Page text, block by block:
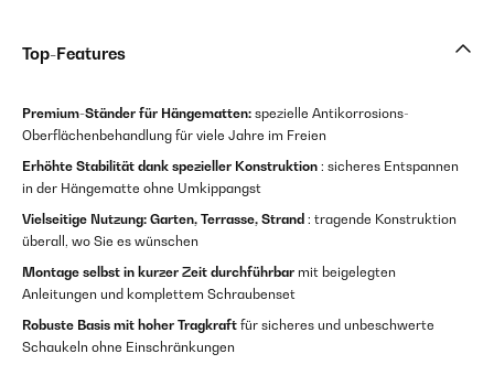
Top-Features
Premium-Ständer für Hängematten: spezielle Antikorrosions-
Oberflächenbehandlung für viele Jahre im Freien
Erhöhte Stabilität dank spezieller Konstruktion : sicheres Entspannen
in der Hängematte ohne Umkippangst
Vielseitige Nutzung: Garten, Terrasse, Strand : tragende Konstruktion
überall, wo Sie es wünschen
Montage selbst in kurzer Zeit durchführbar mit beigelegten
Anleitungen und komplettem Schraubenset
Robuste Basis mit hoher Tragkraft für sicheres und unbeschwerte
Schaukeln ohne Einschränkungen